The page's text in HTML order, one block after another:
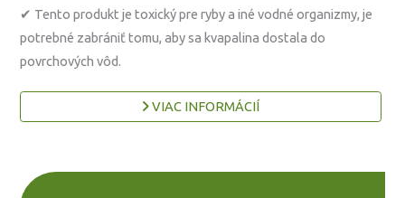
✔ Tento produkt je toxický pre ryby a iné vodné organizmy, je
potrebné zabrániť tomu, aby sa kvapalina dostala do
povrchových vôd.
VIAC INFORMÁCIÍ